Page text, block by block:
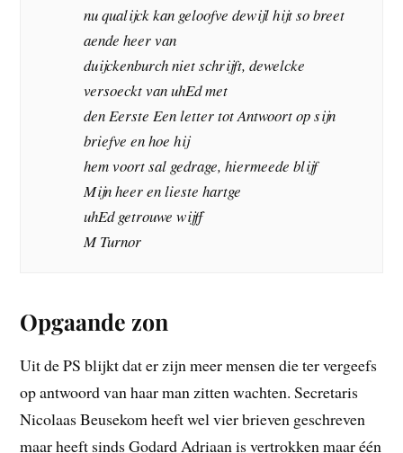
nu qualijck kan geloofve dewijl hijt so breet
aende heer van
duijckenburch niet schrijft, dewelcke
versoeckt van uhEd met
den Eerste Een letter tot Antwoort op sijn
briefve en hoe hij
hem voort sal gedrage, hiermeede blijf
Mijn heer en lieste hartge
uhEd getrouwe wijff
M Turnor
Opgaande zon
Uit de PS blijkt dat er zijn meer mensen die ter vergeefs
op antwoord van haar man zitten wachten. Secretaris
Nicolaas Beusekom heeft wel vier brieven geschreven
maar heeft sinds Godard Adriaan is vertrokken maar één